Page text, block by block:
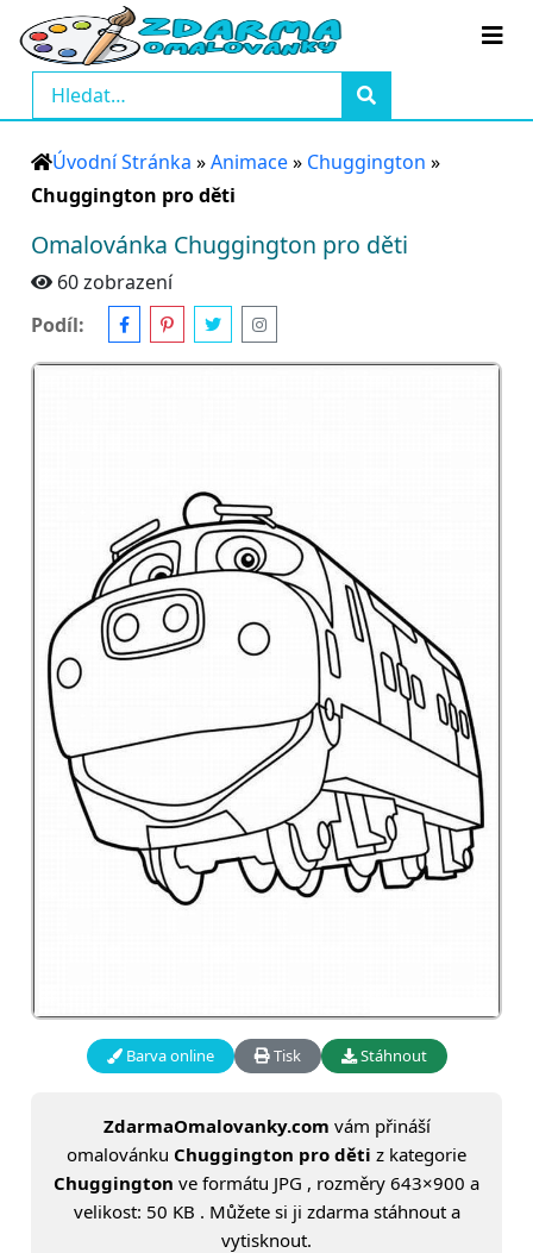
Úvodní Stránka »Animace» Chuggington »
Chuggington pro děti
Omalovánka Chuggington pro děti
60 zobrazení
Podíl:
Barva online Tisk Stáhnout
ZdarmaOmalovanky.com vám přináší
omalovánku Chuggington pro děti z kategorie
Chuggington ve formátu JPG , rozměry 643×900 a
velikost: 50 KB . Můžete si ji zdarma stáhnout a
vytisknout.